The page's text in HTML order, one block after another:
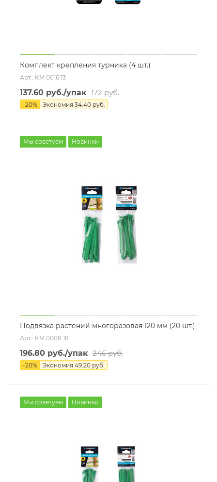
Комплект крепления турника (4 шт.)
Арт.: KM 0016 13
137.60 руб./упак 172руб.
-20% Экономия 34.40 руб.
Мы советуем Новинки
Подвязка растений многоразовая 120 мм (20 шт.)
Арт.: KM 0008 18
196.80 руб./упак 246руб.
-20% Экономия 49.20 руб.
Мы советуем Новинки